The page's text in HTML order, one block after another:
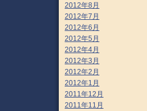
2012年8月
2012年7月
2012年6月
2012年5月
2012年4月
2012年3月
2012年2月
2012年1月
2011年12月
2011年11月